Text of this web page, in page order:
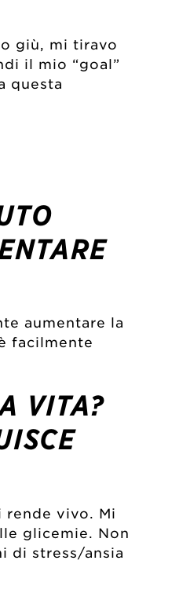
giù, mi tiravo
il mio “goal”
questa
aumentare la
facilmente
VITA?
rende vivo. Mi
glicemie. Non
di stress/ansia